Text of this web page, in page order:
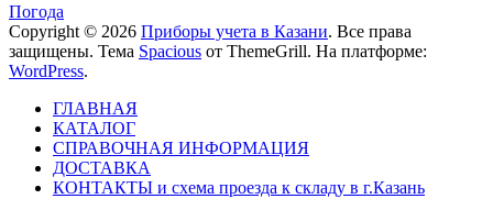
Погода
Copyright © 2026 Приборы учета в Казани. Все права
защищены. Тема Spacious от ThemeGrill. На платформе:
WordPress.
ГЛАВНАЯ
КАТАЛОГ
СПРАВОЧНАЯ ИНФОРМАЦИЯ
ДОСТАВКА
КОНТАКТЫ и схема проезда к складу в г.Казань